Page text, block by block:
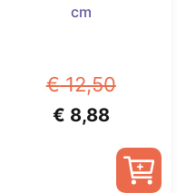
cm
€12,50
€ 8,88Huidige
prijs
is: